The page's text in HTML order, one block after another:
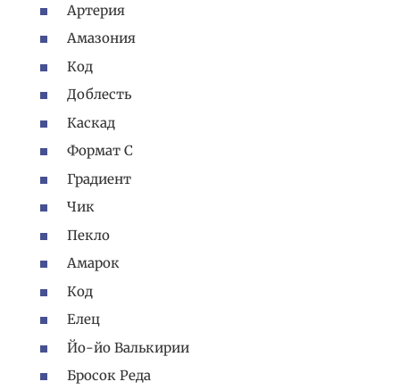
Артерия
Амазония
Код
Доблесть
Каскад
Формат C
Градиент
Чик
Пекло
Амарок
Код
Елец
Йо-йо Валькирии
Бросок Реда